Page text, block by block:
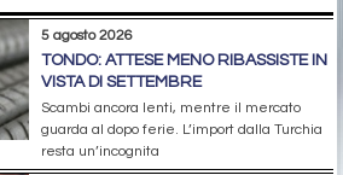
5 agosto 2026
TONDO: ATTESE MENO RIBASSISTE IN
VISTA DI SETTEMBRE
Scambi ancora lenti, mentre il mercato
guarda al dopo ferie. L’import dalla Turchia
resta un’incognita